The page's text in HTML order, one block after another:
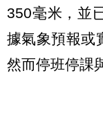
350毫米，並
據氣象預報或
然而停班停課